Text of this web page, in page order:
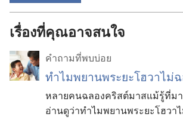
เรื่องที่คุณอาจสนใจ
คำถามที่พบบ่อย
ทำไมพยานพระยะโฮวาไม่
หลายคนฉลองคริสต์มาสแม้รู้ที่ม
อ่านดูว่าทำไมพยานพระยะโฮวา